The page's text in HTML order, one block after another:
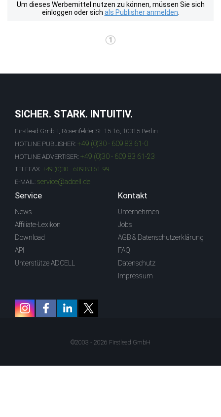
Um dieses Werbemittel nutzen zu können, müssen Sie sich
einloggen oder sich als Publisher anmelden
1
SICHER. STARK. INTUITIV.
Firstlead GmbH, Rosenfelder St. 15-16, 10315 Berlin
HOTLINE PUBLISHER: +49 (0)30 - 609 83 61-0
HOTLINE ADVERTISER: +49 (0)30 - 609 83 61-23
TELEFAX: +49 (0)30 - 609 83 61-99
E-MAIL: service@adcell.de
Service
News
Affiliate-Lexikon
Download
API
Unterstütze ADCELL
Kontakt
Unternehmen
Jobs
AGB & Datenschutzerklärung
FAQ
Datenschutz
Impressum
©2003 - 2026 Firstlead GmbH